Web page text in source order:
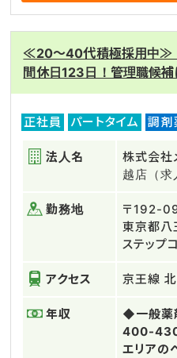
≪20～40代積極採用中
間休日123日！管理職候補
正社員 パートタイム 調剤
法人名
株式会社
越店（
勤務地
〒192-
東京都
ステップ
アクセス 京王線
年収
◆一般薬
400-430
エリアの